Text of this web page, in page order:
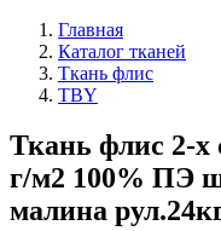
Главная
Каталог тканей
Ткань флис
TBY
Ткань флис 2-х
г/м2 100% ПЭ
малина